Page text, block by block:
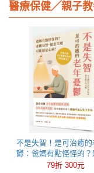
醫療保健╱親子
不是失智！是可治癒的
鬱：爸媽有點怪怪的？
怒、健忘失眠可能都是
79折 300元